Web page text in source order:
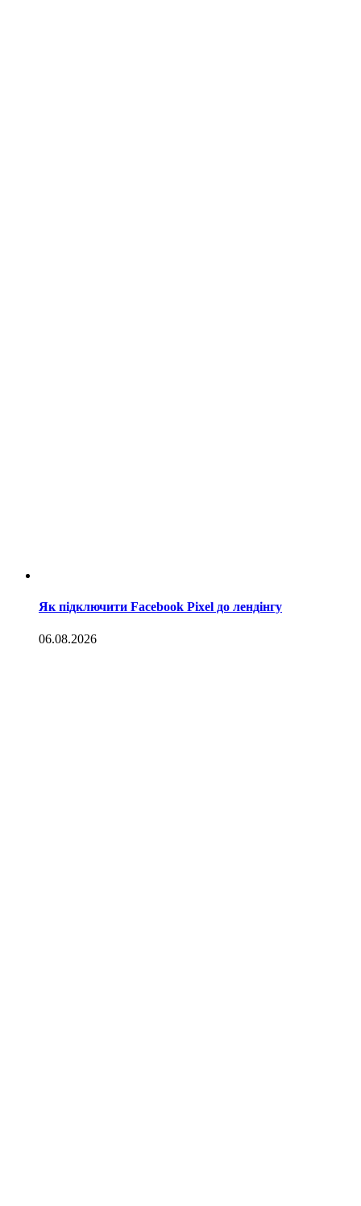
Як підключити Facebook Pixel до лендінгу
06.08.2026